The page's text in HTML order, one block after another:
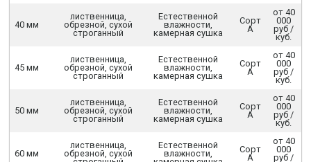
40 мм
лиственница,
обрезной, сухой
строганный
Естественной
влажности,
камерная сушка
Сорт
А
от 40
000
руб /
куб.
45 мм
лиственница,
обрезной, сухой
строганный
Естественной
влажности,
камерная сушка
Сорт
А
от 40
000
руб /
куб.
50 мм
лиственница,
обрезной, сухой
строганный
Естественной
влажности,
камерная сушка
Сорт
А
от 40
000
руб /
куб.
60 мм
лиственница,
обрезной, сухой
Естественной
влажности,
Сорт
А
от 40
000
руб /